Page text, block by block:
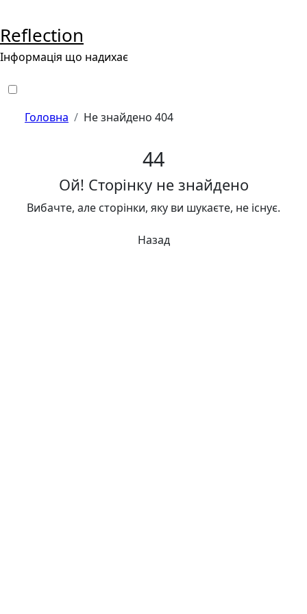
контенту
Reflection
Інформація що надихає
Головна Не знайдено 404
44
Ой! Сторінку не знайдено
Вибачте, але сторінки, яку ви шукаєте, не існує.
Назад